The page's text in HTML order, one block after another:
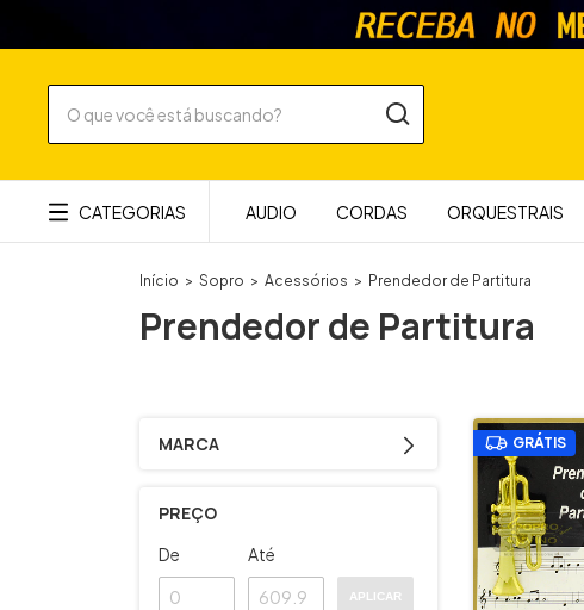
CATEGORIAS AUDIO CORDAS ORQUESTRAIS
Início > Sopro > Acessórios > Prendedor de Partitura
Prendedor de Partitura
MARCA
PREÇO
De Até
APLICAR
GRÁTIS